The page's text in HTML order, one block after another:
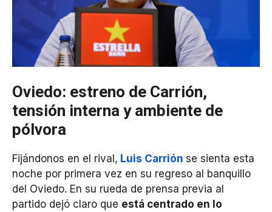
Oviedo: estreno de Carrión,
tensión interna y ambiente de
pólvora
Fijándonos en el rival, Luis Carrión se sienta esta
noche por primera vez en su regreso al banquillo
del Oviedo. En su rueda de prensa previa al
partido dejó claro que está centrado en lo